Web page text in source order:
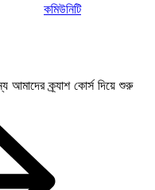
কমিউনিটি
ক্র্যাশ কোর্স দিয়ে শুরু